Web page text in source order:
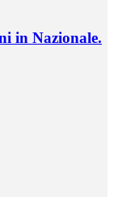
in Nazionale.